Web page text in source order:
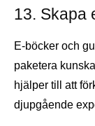
13. Skapa
E-böcker och
paketera
hjälper till att
djupgående